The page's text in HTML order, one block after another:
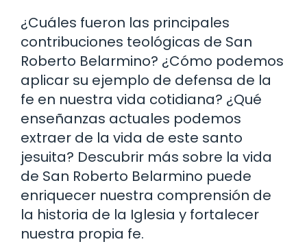
¿Cuáles fueron las principales
contribuciones teológicas de San
Roberto Belarmino? ¿Cómo podemos
aplicar su ejemplo de defensa de la
fe en nuestra vida cotidiana? ¿Qué
enseñanzas actuales podemos
extraer de la vida de este santo
jesuita? Descubrir más sobre la vida
de San Roberto Belarmino puede
enriquecer nuestra comprensión de
la historia de la Iglesia y fortalecer
nuestra propia fe.